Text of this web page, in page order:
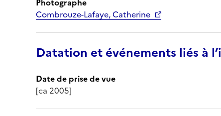
Combrouze-Lafaye, Catherine
Datation et événements liés à
Date de prise de vue
[ca 2005]